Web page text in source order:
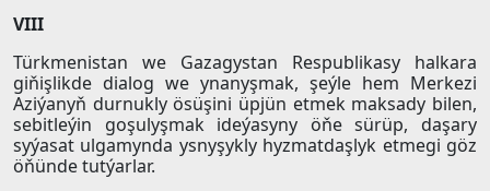
VIII
Türkmenistan we Gazagystan Respublikasy halkara
giňişlikde dialog we ynanyşmak, şeýle hem Merkezi
Aziýanyň durnukly ösüşini üpjün etmek maksady bilen,
sebitleýin goşulyşmak ideýasyny öňe sürüp, daşary
syýasat ulgamynda ysnyşykly hyzmatdaşlyk etmegi göz
öňünde tutýarlar.